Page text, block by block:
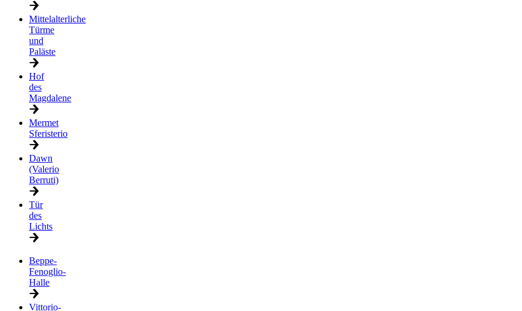
Mittelalterliche
Türme
und
Paläste
Hof
des
Magdalene
Mermet
Sferisterio
Dawn
(Valerio
Berruti)
Tür
des
Lichts
Beppe-
Fenoglio-
Halle
Vittorio-